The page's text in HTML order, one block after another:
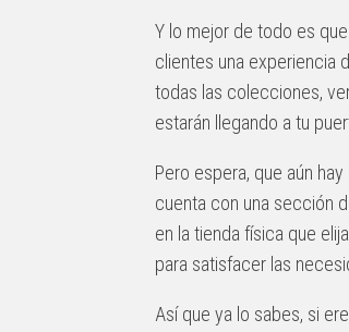
Y lo mejor de todo es
clientes una experiencia
todas las colecciones,
estarán llegando a tu
Pero espera, que aún
cuenta con una sección
en la tienda física que
para satisfacer las
Así que ya lo sabes, si